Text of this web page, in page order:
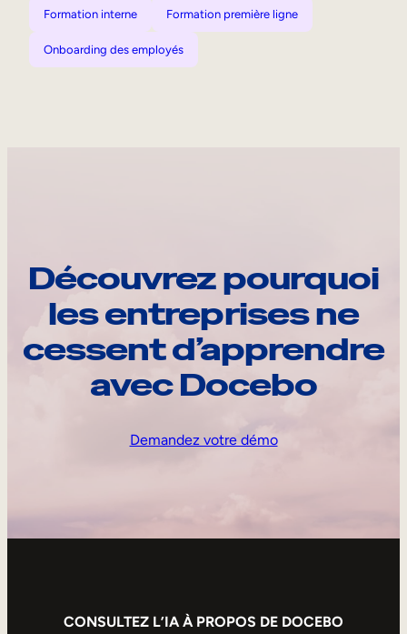
Formation interne Formation première ligne
Onboarding des employés
Découvrez pourquoi
les entreprises ne
cessent d’apprendre
avec Docebo
Demandez votre démo
CONSULTEZ L’IA À PROPOS DE DOCEBO